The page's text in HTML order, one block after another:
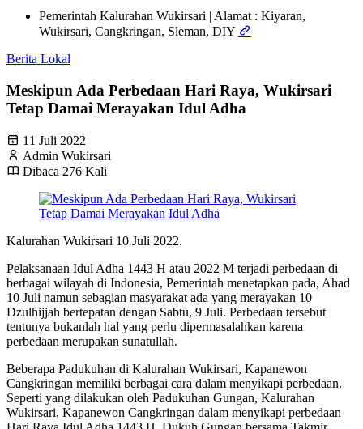
Pemerintah Kalurahan Wukirsari | Alamat : Kiyaran,
Wukirsari, Cangkringan, Sleman, DIY
Berita Lokal
Meskipun Ada Perbedaan Hari Raya, Wukirsari
Tetap Damai Merayakan Idul Adha
11 Juli 2022
Admin Wukirsari
Dibaca 276 Kali
Kalurahan Wukirsari 10 Juli 2022.
Pelaksanaan Idul Adha 1443 H atau 2022 M terjadi perbedaan di
berbagai wilayah di Indonesia, Pemerintah menetapkan pada, Ahad
10 Juli namun sebagian masyarakat ada yang merayakan 10
Dzulhijjah bertepatan dengan Sabtu, 9 Juli. Perbedaan tersebut
tentunya bukanlah hal yang perlu dipermasalahkan karena
perbedaan merupakan sunatullah.
Beberapa Padukuhan di Kalurahan Wukirsari, Kapanewon
Cangkringan memiliki berbagai cara dalam menyikapi perbedaan.
Seperti yang dilakukan oleh Padukuhan Gungan, Kalurahan
Wukirsari, Kapanewon Cangkringan dalam menyikapi perbedaan